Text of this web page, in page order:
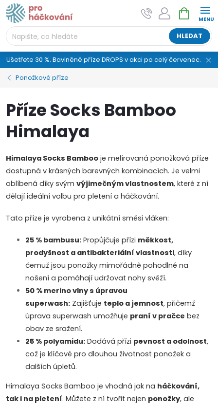
Přejít
na
obsah
HLEDAT
NÁKUPNÍ
KOŠÍK
Ušetřete 30 %. Bavlněné příze DROPS v akci po celý červenec.
Ponožkové příze
Příze Socks Bamboo
Himalaya
Himalaya Socks Bamboo je melírovaná ponožková příze
dostupná v krásných barevných kombinacích. Je velmi
oblíbená díky svým výjimečným vlastnostem, které z ní
dělají ideální volbu pro pletení a háčkování.
Tato příze je vyrobena z unikátní směsi vláken:
25 % bambusu: Propůjčuje přízi měkkost,
prodyšnost a antibakteriální vlastnosti, díky
čemuž jsou ponožky mimořádně pohodlné na
nošení a pomáhají udržovat nohy svěží.
50 % merino vlny s úpravou
superwash: Zajišťuje teplo a jemnost, přičemž
úprava superwash umožňuje praní v pračce bez
obav ze sražení.
25 % polyamidu: Dodává přízi pevnost a odolnost,
což je klíčové pro dlouhou životnost ponožek a
dalších úpletů.
Himalaya Socks Bamboo je vhodná jak na háčkování,
tak i na pletení. Můžete z ní tvořit nejen ponožky, ale
AI asistent "pani Klubíčková" –
ProHackovani.cz
Jsme e-shop s více než osmiletou tradicí a máme pro
vás připraveno více než 25 tisíc produktů. Vše skladem,
připravené k odeslání.